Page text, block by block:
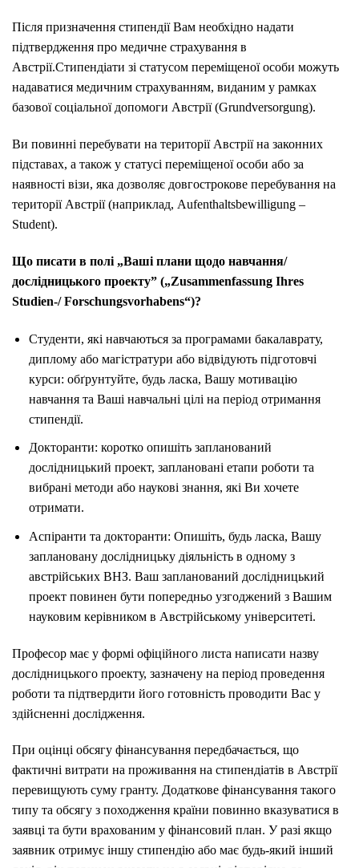
Після призначення стипендії Вам необхідно надати
підтвердження про медичне страхування в
Австрії.Стипендіати зі статусом переміщеної особи можуть
надаватися медичним страхуванням, виданим у рамках
базової соціальної допомоги Австрії (Grundversorgung).
Ви повинні перебувати на території Австрії на законних
підставах, а також у статусі переміщеної особи або за
наявності візи, яка дозволяє довгострокове перебування на
території Австрії (наприклад, Aufenthaltsbewilligung –
Student).
Що писати в полі „Ваші плани щодо навчання/
дослідницького проекту” („Zusammenfassung Ihres
Studien-/ Forschungsvorhabens“)?
Студенти, які навчаються за програмами бакалаврату,
диплому або магістратури або відвідують підготовчі
курси: обґрунтуйте, будь ласка, Вашу мотивацію
навчання та Ваші навчальні цілі на період отримання
стипендії.
Докторанти: коротко опишіть запланований
дослідницький проект, заплановані етапи роботи та
вибрані методи або наукові знання, які Ви хочете
отримати.
Аспіранти та докторанти: Опишіть, будь ласка, Вашу
заплановану дослідницьку діяльність в одному з
австрійських ВНЗ. Ваш запланований дослідницький
проект повинен бути попередньо узгоджений з Вашим
науковим керівником в Австрійському університеті.
Професор має у формі офіційного листа написати назву
дослідницького проекту, зазначену на період проведення
роботи та підтвердити його готовність проводити Вас у
здійсненні дослідження.
При оцінці обсягу фінансування передбачається, що
фактичні витрати на проживання на стипендіатів в Австрії
перевищують суму гранту. Додаткове фінансування такого
типу та обсягу з походження країни повинно вказуватися в
заявці та бути врахованим у фінансовий план. У разі якщо
заявник отримує іншу стипендію або має будь-який інший